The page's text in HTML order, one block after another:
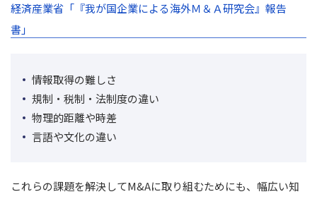
経済産業省「『我が国企業による海外Ｍ＆Ａ研究会』報告
書」
情報取得の難しさ
規制・税制・法制度の違い
物理的距離や時差
言語や文化の違い
これらの課題を解決してM&Aに取り組むためにも、幅広い知